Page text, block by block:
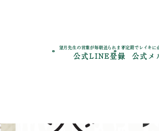
望月先生の言葉が毎朝送られます
公式LINE登録
不定期でレイキに
公式メ